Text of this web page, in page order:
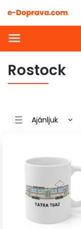
Rostock
Ajánljuk
Legnépszerűbb
ABC szerint